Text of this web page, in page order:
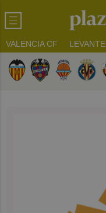
VALENCIA CF